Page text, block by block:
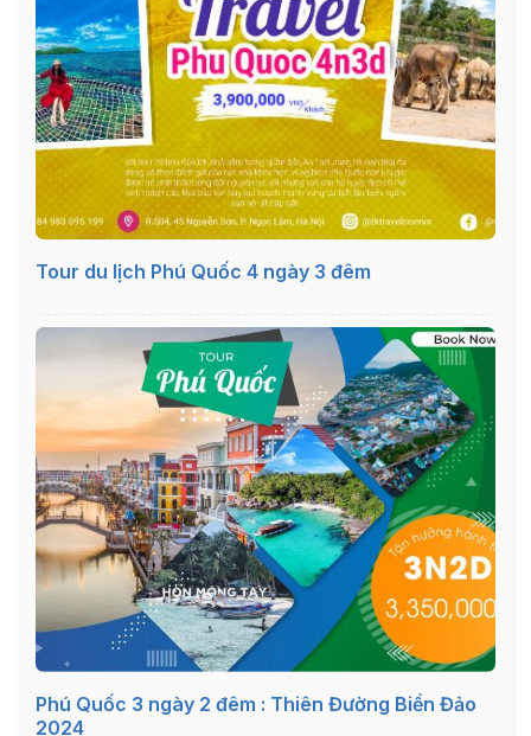
Tour du lịch Phú Quốc 4 ngày 3 đêm
Phú Quốc 3 ngày 2 đêm : Thiên Đường Biển Đảo
2024